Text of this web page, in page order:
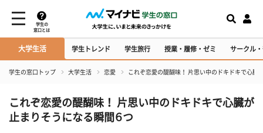
学生の
窓口とは
大学生活 学生トレンド 学生旅行 授業・履修・ゼミ サークル
学生の窓口トップ 大学生活 恋愛 これぞ恋愛の醍醐味！ 片思い中のドキドキで心臓
これぞ恋愛の醍醐味！ 片思い中のドキドキで心臓が
止まりそうになる瞬間６つ